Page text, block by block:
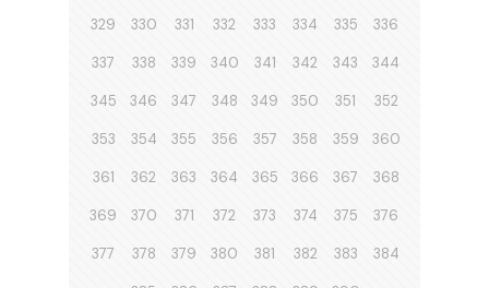
329 330 331 332 333 334 335 336
337 338 339 340 341 342 343 344
345 346 347 348 349 350 351 352
353 354 355 356 357 358 359 360
361 362 363 364 365 366 367 368
369 370 371 372 373 374 375 376
377 378 379 380 381 382 383 384